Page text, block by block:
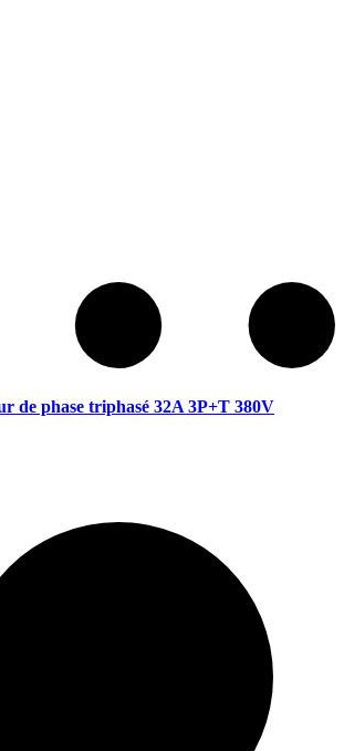
de phase triphasé 32A 3P+T 380V